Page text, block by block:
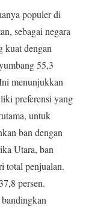
populer di
sebagai negara
kuat dengan
55,3
menunjukkan
preferensi yang
untuk
ban dengan
Utara, ban
total penjualan.
persen.